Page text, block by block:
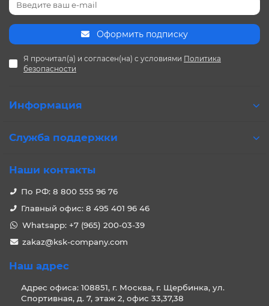
Оформить подписку
Я прочитал(а) и согласен(на) с условиями Политика
безопасности
Информация
Служба поддержки
Наши контакты
По РФ: 8 800 555 96 76
Главный офис: 8 495 401 96 46
Whatsapp: +7 (965) 200-03-39
zakaz@ksk-company.com
Наш адрес
Адрес офиса: 108851, г. Москва, г. Щербинка, ул.
Спортивная, д. 7, этаж 2, офис 33,37,38